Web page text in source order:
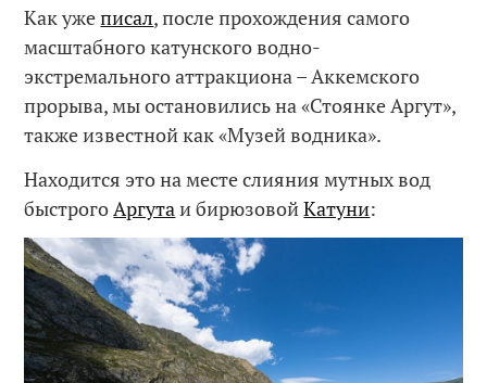
Как ужеписал, после прохождения самого
масштабного катунского водно-
экстремального аттракциона – Аккемского
прорыва, мы остановились на «Стоянке Аргут»,
также известной как «Музей водника».
Находится это на месте слияния мутных вод
быстрогоАргутаи бирюзовойКатуни: